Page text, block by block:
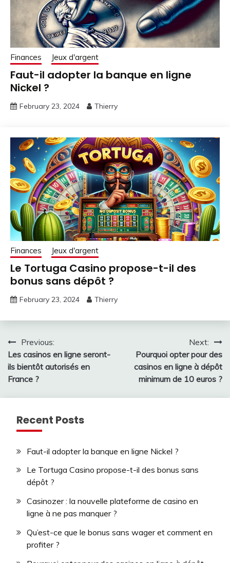
Finances Jeux d'argent
Faut-il adopter la banque en ligne
Nickel ?
February 23, 2024 Thierry
Finances Jeux d'argent
Le Tortuga Casino propose-t-il des
bonus sans dépôt ?
February 23, 2024 Thierry
Post
navigation
Previous:
Les casinos en ligne seront-
ils bientôt autorisés en
France ?
Next:
Pourquoi opter pour des
casinos en ligne à dépôt
minimum de 10 euros ?
Recent Posts
Faut-il adopter la banque en ligne Nickel ?
Le Tortuga Casino propose-t-il des bonus sans
dépôt ?
Casinozer : la nouvelle plateforme de casino en
ligne à ne pas manquer ?
Qu’est-ce que le bonus sans wager et comment en
profiter ?